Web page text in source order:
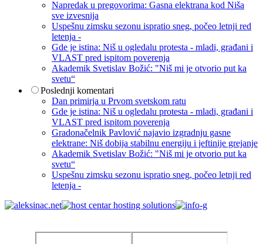
Napredak u pregovorima: Gasna elektrana kod Niša
sve izvesnija
Uspešnu zimsku sezonu ispratio sneg, počeo letnji red
letenja -
Gde je istina: Niš u ogledalu protesta - mladi, građani i
VLAST pred ispitom poverenja
Akademik Svetislav Božić: "Niš mi je otvorio put ka
svetu“
Poslednji komentari
Dan primirja u Prvom svetskom ratu
Gde je istina: Niš u ogledalu protesta - mladi, građani i
VLAST pred ispitom poverenja
Gradonačelnik Pavlović najavio izgradnju gasne
elektrane: Niš dobija stabilnu energiju i jeftinije grejanje
Akademik Svetislav Božić: "Niš mi je otvorio put ka
svetu“
Uspešnu zimsku sezonu ispratio sneg, počeo letnji red
letenja -